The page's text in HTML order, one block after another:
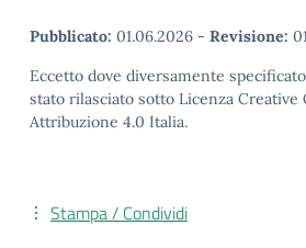
Pubblicato: 01.06.2026 - Revisione:
Eccetto dove diversamente
stato rilasciato sotto Licenza Creative
Attribuzione 4.0 Italia.
Stampa / Condividi